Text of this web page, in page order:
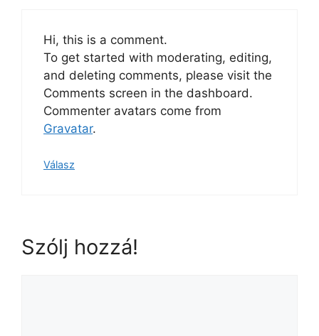
Hi, this is a comment.
To get started with moderating, editing,
and deleting comments, please visit the
Comments screen in the dashboard.
Commenter avatars come from
Gravatar.
Válasz
Szólj hozzá!